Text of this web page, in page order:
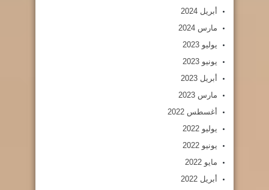
أبريل 2024
مارس 2024
يوليو 2023
يونيو 2023
أبريل 2023
مارس 2023
أغسطس 2022
يوليو 2022
يونيو 2022
مايو 2022
أبريل 2022